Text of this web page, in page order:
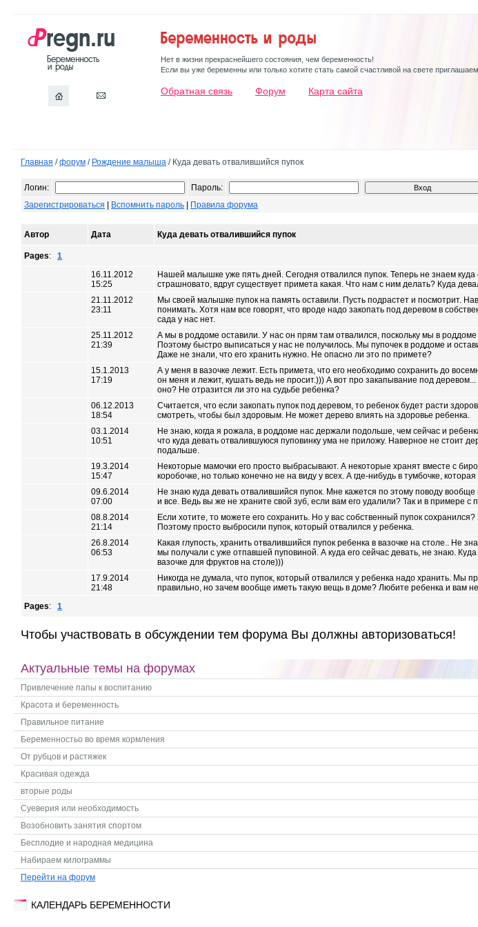
Нет в жизни прекраснейшего состояния, чем беременность!
Если вы уже беременны или только хотите стать самой счастливой на свете
Обратная связь Форум Карта сайта
Главная /форум / Рождение малыша / Куда девать отвалившийся пупок
Логин:
Пароль:
Зарегистрироваться
Вспомнить пароль Правила форума
Автор Дата Куда девать отвалившийся пупок
Pages: 1
16.11.2012
15:25
Нашей малышке уже пять дней. Сегодня отвалился пупок. Теперь не знаем
страшновато, вдруг существует примета какая. Что нам с ним делать? Куда
21.11.2012
23:11
Мы своей малышке пупок на память оставили. Пусть подрастет и посмотрит.
понимать. Хотя нам все говорят, что вроде надо закопать под деревом в
сада у нас нет.
25.11.2012
21:39
А мы в роддоме оставили. У нас он прям там отвалился, поскольку мы в
Поэтому быстро выписаться у нас не получилось. Мы пупочек в роддоме и
Даже не знали, что его хранить нужно. Не опасно ли это по примете?
15.1.2013
17:19
А у меня в вазочке лежит. Есть примета, что его необходимо сохранить до
он меня и лежит, кушать ведь не просит.))) А вот про закапывание под
оно? Не отразится ли это на судьбе ребенка?
06.12.2013
18:54
Считается, что если закопать пупок под деревом, то ребенок будет расти
смотреть, чтобы был здоровым. Не может дерево влиять на здоровье ребенка.
03.1.2014
10:51
Не знаю, когда я рожала, в роддоме нас держали подольше, чем сейчас и
что куда девать отвалившуюся пуповинку ума не приложу. Наверное не стоит
подальше.
19.3.2014
15:47
Некоторые мамочки его просто выбрасывают. А некоторые хранят вместе с
коробочке, но только конечно не на виду у всех. А где-нибудь в тумбочке,
09.6.2014
07:00
Не знаю куда девать отвалившийся пупок. Мне кажется по этому поводу
и все. Ведь вы же не храните свой зуб, если вам его удалили? Так и в примере с
08.8.2014
21:14
Если хотите, то можете его сохранить. Но у вас собственный пупок
Поэтому просто выбросили пупок, который отвалился у ребенка.
26.8.2014
06:53
Какая глупость, хранить отвалившийся пупок ребенка в вазочке на столе.. Не
мы получали с уже отпавшей пуповиной. А куда его сейчас девать, не знаю.
вазочке для фруктов на столе)))
17.9.2014
21:48
Никогда не думала, что пупок, который отвалился у ребенка надо хранить. Мы
правильно, но зачем вообще иметь такую вещь в доме? Любите ребенка и вам
Pages: 1
Чтобы участвовать в обсуждении тем форума Вы должны авторизоваться!
Актуальные темы на форумах
Привлечение папы к воспитанию
Красота и беременность
Правильное питание
Беременностьо во время кормления
От рубцов и растяжек
Красивая одежда
вторые роды
Суеверия или необходимость
Возобновить занятия спортом
Бесплодие и народная медицина
Набираем килограммы
Перейти на форум
КАЛЕНДАРЬ БЕРЕМЕННОСТИ